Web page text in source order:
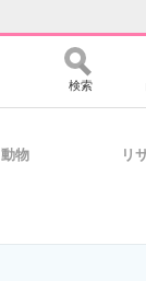
検索
動物 リ